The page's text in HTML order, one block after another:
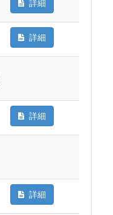
詳細
詳細
詳細
詳細